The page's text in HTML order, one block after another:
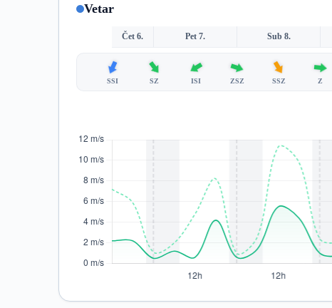
Vetar
Čet 6. Pet 7. Sub 8.
SSI SZ ISI ZSZ SSZ Z